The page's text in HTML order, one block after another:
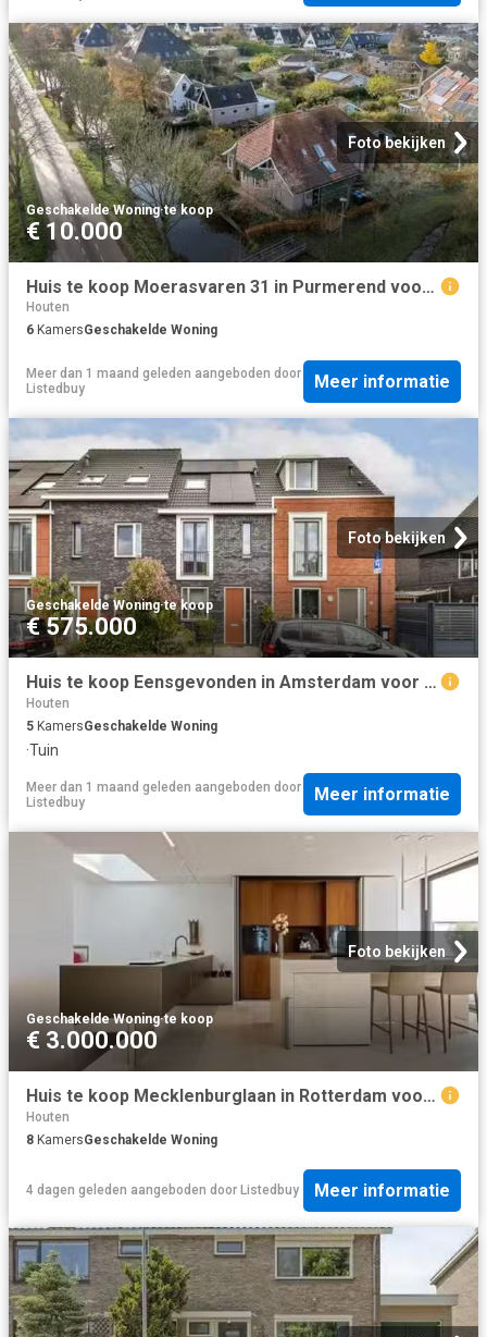
Foto bekijken
Geschakelde Woning·te koop
€ 10.000
Huis te koop Moerasvaren 31 in Purmerend voor € 700.000
Houten
6 KamersGeschakelde Woning
Meer dan 1 maand geleden aangeboden door
Listedbuy
Meer informatie
Foto bekijken
Geschakelde Woning·te koop
€ 575.000
Huis te koop Eensgevonden in Amsterdam voor € 575.000
Houten
5 KamersGeschakelde Woning
·Tuin
Meer dan 1 maand geleden aangeboden door
Listedbuy
Meer informatie
Foto bekijken
Geschakelde Woning·te koop
€ 3.000.000
Huis te koop Mecklenburglaan in Rotterdam voor € 3.000.000
Houten
8 KamersGeschakelde Woning
4 dagen geleden aangeboden door Listedbuy Meer informatie